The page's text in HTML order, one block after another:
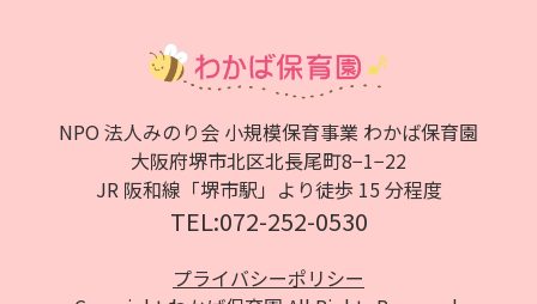
NPO 法人みのり会 小規模保育事業 わかば保育園
大阪府堺市北区北⻑尾町8−1−22
JR 阪和線「堺市駅」より徒歩 15 分程度
TEL:072-252-0530
プライバシーポリシー